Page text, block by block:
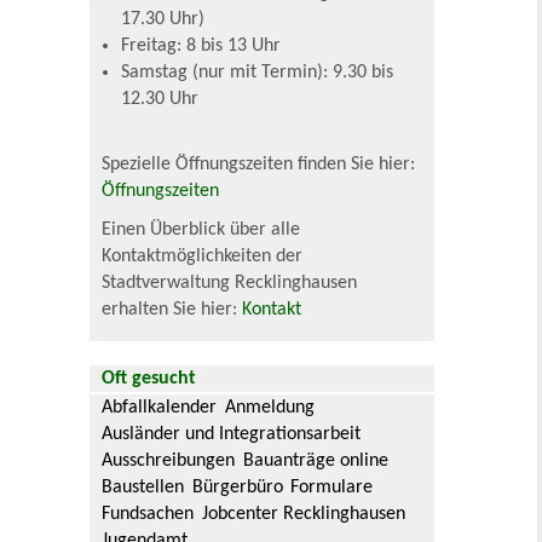
17.30 Uhr)
Freitag: 8 bis 13 Uhr
Samstag (nur mit Termin): 9.30 bis
12.30 Uhr
Spezielle Öffnungszeiten finden Sie hier:
Öffnungszeiten
Einen Überblick über alle
Kontaktmöglichkeiten der
Stadtverwaltung Recklinghausen
erhalten Sie hier: Kontakt
Oft gesucht
Abfallkalender Anmeldung
Ausländer und Integrationsarbeit
Ausschreibungen Bauanträge online
Baustellen Bürgerbüro Formulare
Fundsachen Jobcenter Recklinghausen